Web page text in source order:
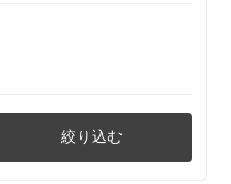
絞り込む